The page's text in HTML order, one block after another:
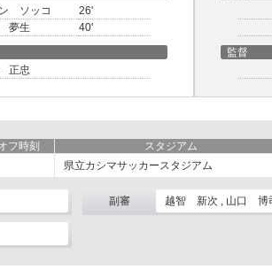
ソッコ
26'
夢生
40'
正忠
監督
フ時刻 スタジアム
県立カシマサッカースタジアム
副審 越智 新次 , 山口 博